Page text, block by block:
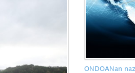
ONDOANan